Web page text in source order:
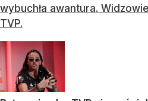
wybuchła awantura.
TVP.